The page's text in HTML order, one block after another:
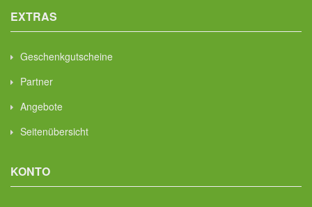
EXTRAS
Geschenkgutscheine
Partner
Angebote
Seitenübersicht
KONTO